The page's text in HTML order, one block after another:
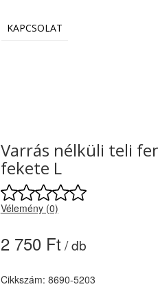
KAPCSOLAT
Varrás nélküli teli
fekete L
Vélemény (0)
2 750 Ft / db
Cikkszám: 8690-5203